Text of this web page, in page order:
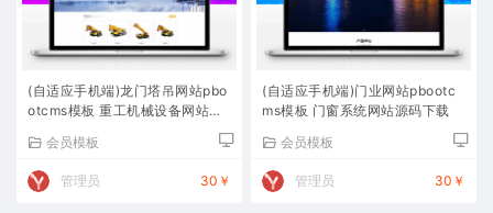
(自适应手机端)龙门塔吊网站pbo
otcms模板 重工机械设备网站源
会员模板
管理员 30￥
(自适应手机端)门业网站pbootc
ms模板 门窗系统网站源码下载
会员模板
管理员 30￥